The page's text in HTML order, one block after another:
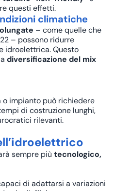
questi effetti.
climatiche
– come quelle che
– possono ridurre
idroelettrica. Questo
diversificazione del mix
o impianto può richiedere
di costruzione lunghi,
rilevanti.
sempre più tecnologico,
di adattarsi a variazioni